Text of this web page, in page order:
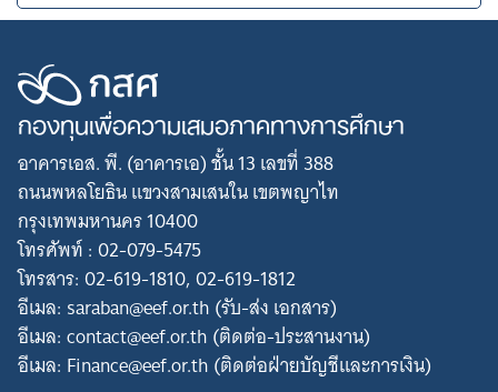
กองทุนเพื่อความเสมอภาคทางการศึกษา
อาคารเอส. พี. (อาคารเอ) ชั้น 13 เลขที่ 388
ถนนพหลโยธิน แขวงสามเสนใน เขตพญาไท
กรุงเทพมหานคร 10400
โทรศัพท์ : 02-079-5475
โทรสาร: 02-619-1810, 02-619-1812
อีเมล: saraban@eef.or.th (รับ-ส่ง เอกสาร)
อีเมล: contact@eef.or.th (ติดต่อ-ประสานงาน)
อีเมล: Finance@eef.or.th (ติดต่อฝ่ายบัญชีและการเงิน)